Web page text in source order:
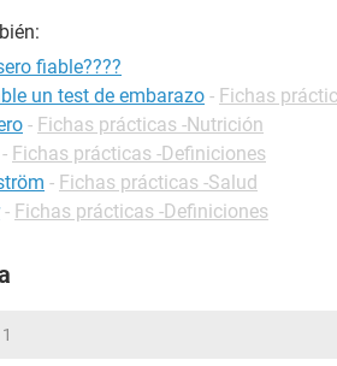
fiable????
un test de embarazo - Fichas
- Fichas prácticas -Nutrición
- Fichas prácticas -Definiciones
- Fichas prácticas -Salud
- Fichas prácticas -Definiciones